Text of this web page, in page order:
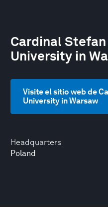
Headquarters
Poland
Cardinal
University in
Visite el sitio web de
University in Warsaw